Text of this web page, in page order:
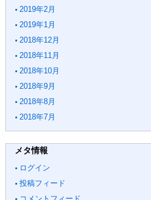
2019年2月
2019年1月
2018年12月
2018年11月
2018年10月
2018年9月
2018年8月
2018年7月
メタ情報
ログイン
投稿フィード